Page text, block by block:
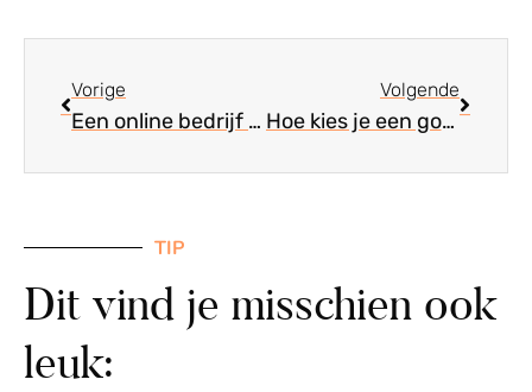
Vorige
Een online bedrijf starten: 6 stappen voor een succesvol bedrijf
Volgende
Hoe kies je een goede business coach?
TIP
Dit vind je misschien ook
leuk: